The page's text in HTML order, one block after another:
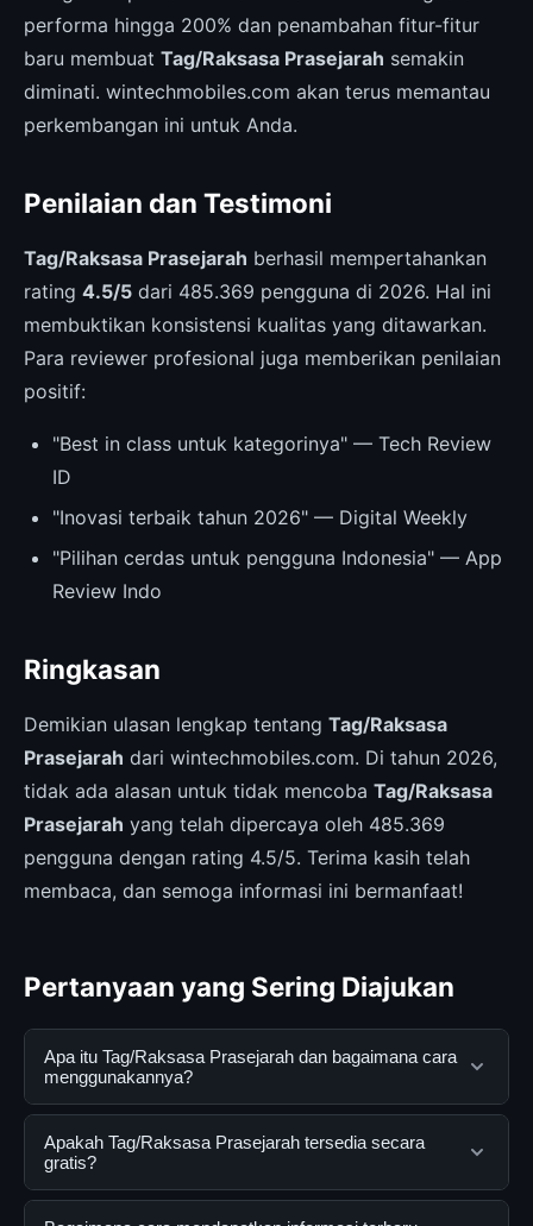
performa hingga 200% dan penambahan fitur-fitur
baru membuat Tag/Raksasa Prasejarah semakin
diminati. wintechmobiles.com akan terus memantau
perkembangan ini untuk Anda.
Penilaian dan Testimoni
Tag/Raksasa Prasejarah berhasil mempertahankan
rating 4.5/5 dari 485.369 pengguna di 2026. Hal ini
membuktikan konsistensi kualitas yang ditawarkan.
Para reviewer profesional juga memberikan penilaian
positif:
"Best in class untuk kategorinya" — Tech Review
ID
"Inovasi terbaik tahun 2026" — Digital Weekly
"Pilihan cerdas untuk pengguna Indonesia" — App
Review Indo
Ringkasan
Demikian ulasan lengkap tentang Tag/Raksasa
Prasejarah dari wintechmobiles.com. Di tahun 2026,
tidak ada alasan untuk tidak mencoba Tag/Raksasa
Prasejarah yang telah dipercaya oleh 485.369
pengguna dengan rating 4.5/5. Terima kasih telah
membaca, dan semoga informasi ini bermanfaat!
Pertanyaan yang Sering Diajukan
Apa itu Tag/Raksasa Prasejarah dan bagaimana cara
menggunakannya?
Tag/Raksasa Prasejarah adalah layanan digital yang
dirancang untuk membantu pengguna mendapatkan
informasi lengkap dan terpercaya. Anda dapat
menggunakannya dengan mengunjungi situs resmi dan
Apakah Tag/Raksasa Prasejarah tersedia secara
gratis?
Ya, Tag/Raksasa Prasejarah dapat diakses secara